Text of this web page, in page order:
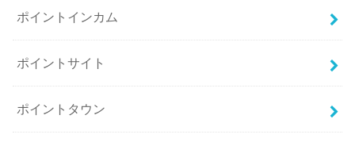
ポイントインカム
ポイントサイト
ポイントタウン